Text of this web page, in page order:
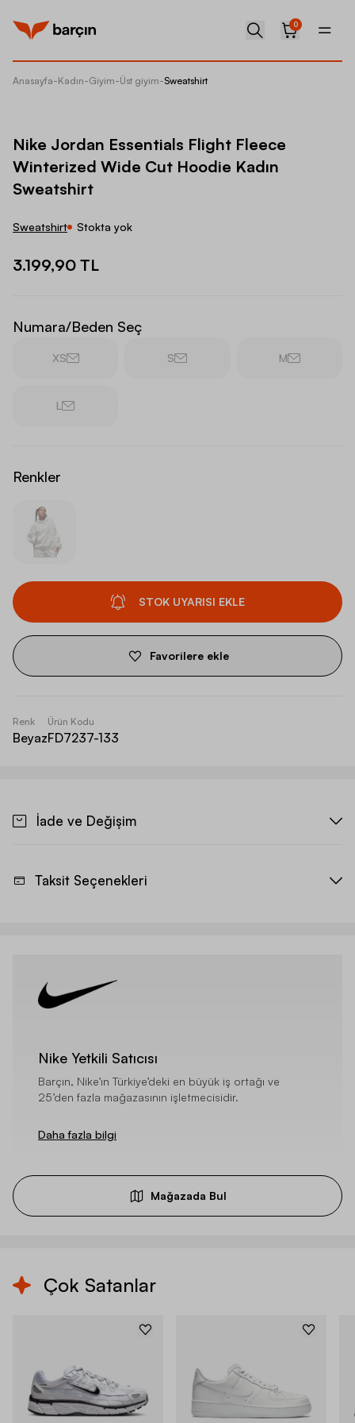
0
Anasayfa-Kadın-Giyim-Üst giyim-Sweatshirt
Nike Jordan Essentials Flight Fleece
Winterized Wide Cut Hoodie Kadın
Sweatshirt
Sweatshirt Stokta yok
3.199,90 TL
Numara/Beden Seç
XS S M
L
Renkler
STOK UYARISI EKLE
Favorilere ekle
Renk
Beyaz
Ürün Kodu
FD7237-133
İade ve Değişim
Taksit Seçenekleri
Nike Yetkili Satıcısı
Barçın, Nike’ın Türkiye’deki en büyük iş ortağı ve
25’den fazla mağazasının işletmecisidir.
Daha fazla bilgi
Mağazada Bul
Çok Satanlar